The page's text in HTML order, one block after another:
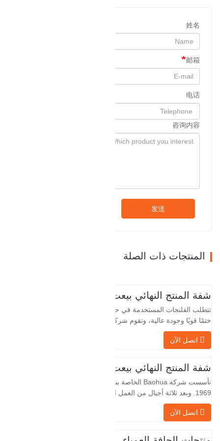
姓名
邮箱
电话
咨询内容
发送
المنتجات ذات الصلة
شفة المنتج النهائي بيعت
تتطلب الفلنجات المستخدمة في حقول النفط
الخاصة بنا بمعالجة الفلنجات في حقول النفط
لسنوات عديدة وتقوم بتصديرها بشكل غير
لأن الصناعة المحلية ليست مثالية، فإننا نريد
الاستيراد والتصدير مباشرة مع العملاء
الأجانب،…
اتصل الآن
شفة المنتج النهائي بيعت
تأسست شركة Baohua الخاصة بنا في عام
1969. وبعد ثلاثة أجيال من العمل الشاق،
السنوي للمطروقات 30,000 طن. بشكل
اتصل الآن